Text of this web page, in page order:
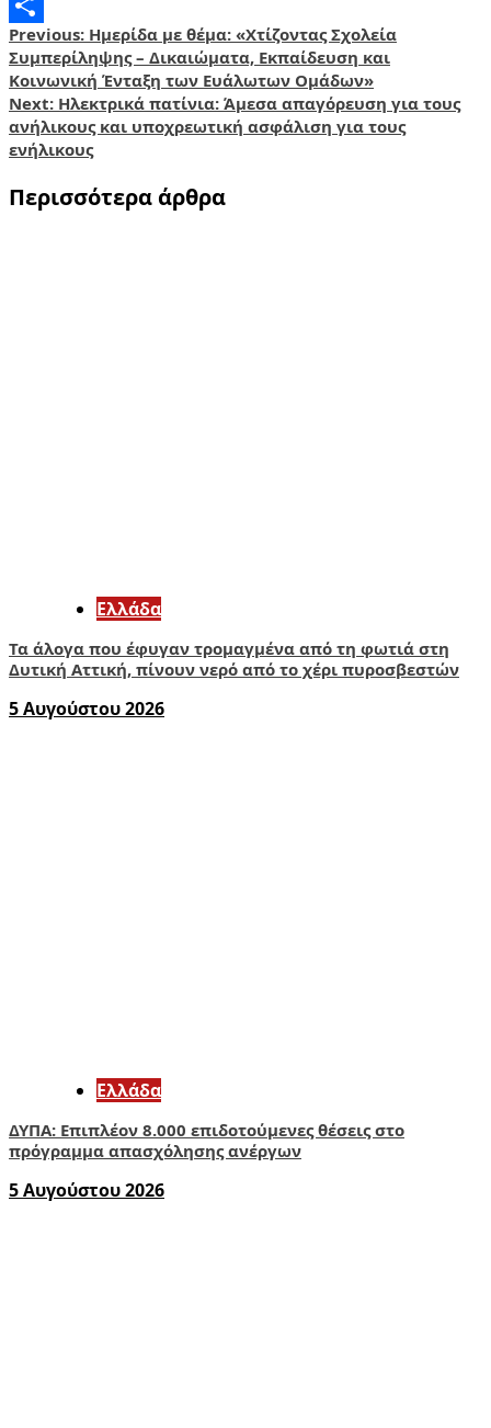
Email
Share
Post
navigation
Previous: Ημερίδα με θέμα: «Χτίζοντας Σχολεία
Συμπερίληψης – Δικαιώματα, Εκπαίδευση και
Κοινωνική Ένταξη των Ευάλωτων Ομάδων»
Next: Ηλεκτρικά πατίνια: Άμεσα απαγόρευση για τους
ανήλικους και υποχρεωτική ασφάλιση για τους
ενήλικους
Περισσότερα άρθρα
Ελλάδα
Τα άλογα που έφυγαν τρομαγμένα από τη φωτιά στη
Δυτική Αττική, πίνουν νερό από το χέρι πυροσβεστών
5 Αυγούστου 2026
Ελλάδα
ΔΥΠΑ: Επιπλέον 8.000 επιδοτούμενες θέσεις στο
πρόγραμμα απασχόλησης ανέργων
5 Αυγούστου 2026